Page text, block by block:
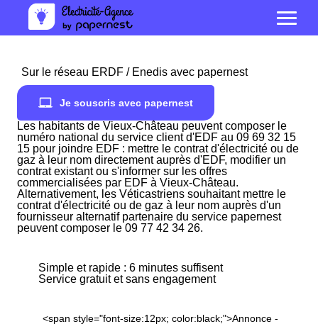
Sur le réseau ERDF / Enedis avec papernest
Je souscris avec papernest
Les habitants de Vieux-Château peuvent composer le
numéro national du service client d'EDF au 09 69 32 15
15 pour joindre EDF : mettre le contrat d'électricité ou de
gaz à leur nom directement auprès d'EDF, modifier un
contrat existant ou s'informer sur les offres
commercialisées par EDF à Vieux-Château.
Alternativement, les Véticastriens souhaitant mettre le
contrat d'électricité ou de gaz à leur nom auprès d'un
fournisseur alternatif partenaire du service papernest
peuvent composer le 09 77 42 34 26.
Simple et rapide : 6 minutes suffisent
Service gratuit et sans engagement
<span style="font-size:12px; color:black;">Annonce -